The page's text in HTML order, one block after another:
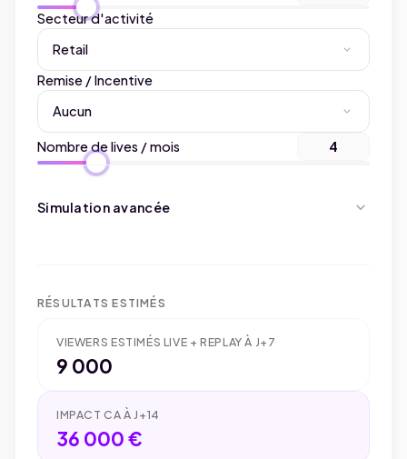
Secteur d'activité
Remise / Incentive
Nombre de lives / mois 4
Simulation avancée expand_more
Base contacts
Médiatisation Réseaux Sociaux
RÉSULTATS ESTIMÉS
VIEWERS ESTIMÉS LIVE + REPLAY À J+7
9 000
IMPACT CA À J+14
36 000 €